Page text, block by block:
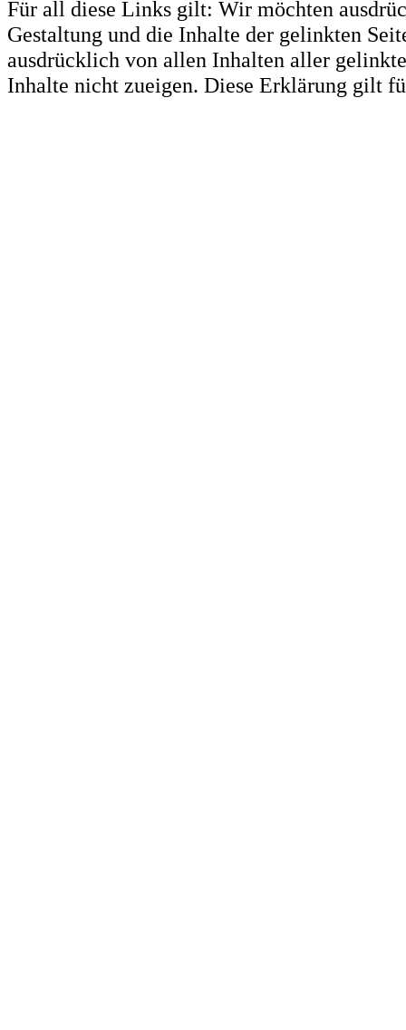
Für all diese Links gilt: Wir möchten
Gestaltung und die Inhalte der gelinkten
ausdrücklich von allen Inhalten aller
Inhalte nicht zueigen. Diese Erklärung gilt